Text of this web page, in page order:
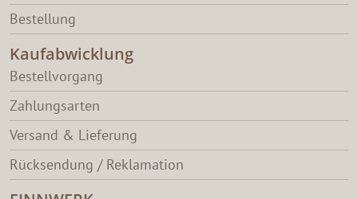
Bestellung
Kaufabwicklung
Bestellvorgang
Zahlungsarten
Versand & Lieferung
Rücksendung / Reklamation